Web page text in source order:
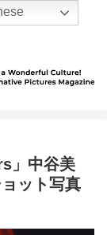
」中谷美
ット写真